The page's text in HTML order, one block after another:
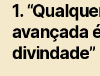
1.
avançada
divindade”